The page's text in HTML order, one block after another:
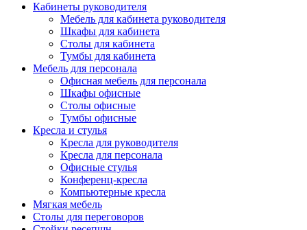
Кабинеты руководителя
Мебель для кабинета руководителя
Шкафы для кабинета
Столы для кабинета
Тумбы для кабинета
Мебель для персонала
Офисная мебель для персонала
Шкафы офисные
Столы офисные
Тумбы офисные
Кресла и стулья
Кресла для руководителя
Кресла для персонала
Офисные стулья
Конференц-кресла
Компьютерные кресла
Мягкая мебель
Столы для переговоров